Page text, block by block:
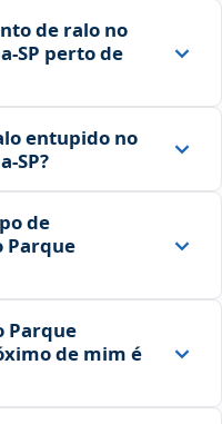
de ralo no
perto de
entupido no
de
Parque
Parque
de mim é